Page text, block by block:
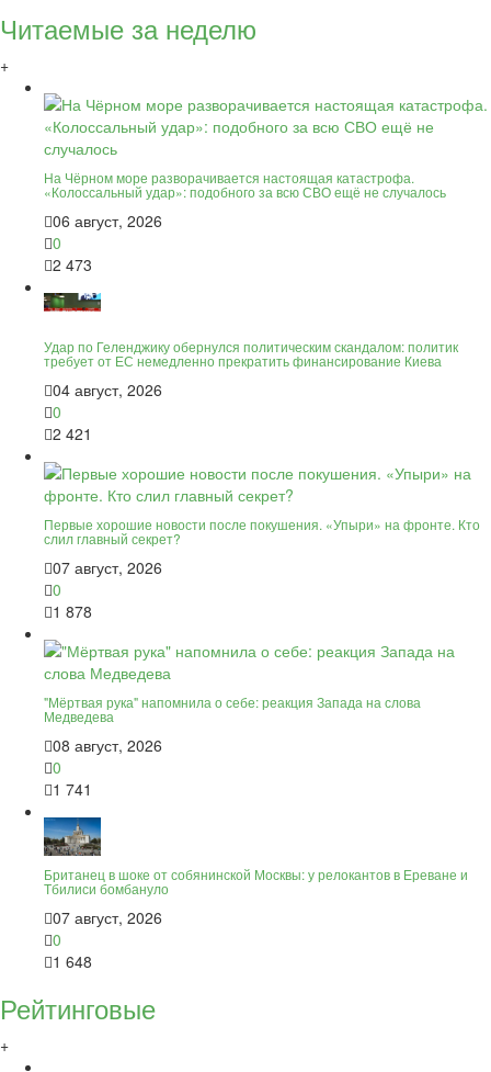
Читаемые за неделю
+
На Чёрном море разворачивается настоящая катастрофа.
«Колоссальный удар»: подобного за всю СВО ещё не случалось
06 август, 2026
0
2 473
Удар по Геленджику обернулся политическим скандалом: политик
требует от ЕС немедленно прекратить финансирование Киева
04 август, 2026
0
2 421
Первые хорошие новости после покушения. «Упыри» на фронте. Кто
слил главный секрет?
07 август, 2026
0
1 878
"Мёртвая рука" напомнила о себе: реакция Запада на слова
Медведева
08 август, 2026
0
1 741
Британец в шоке от собянинской Москвы: у релокантов в Ереване и
Тбилиси бомбануло
07 август, 2026
0
1 648
Рейтинговые
+